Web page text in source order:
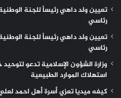
تعيين ولد داهي رئيساً للجنة
رئاسي
تعيين ولد داهي رئيساً للجنة
رئاسي
وزارة الشؤون الإسلامية تدعو
استهلاك الموارد الطبيعية
كيفه ميديا تعزي أسرة أهل احمد